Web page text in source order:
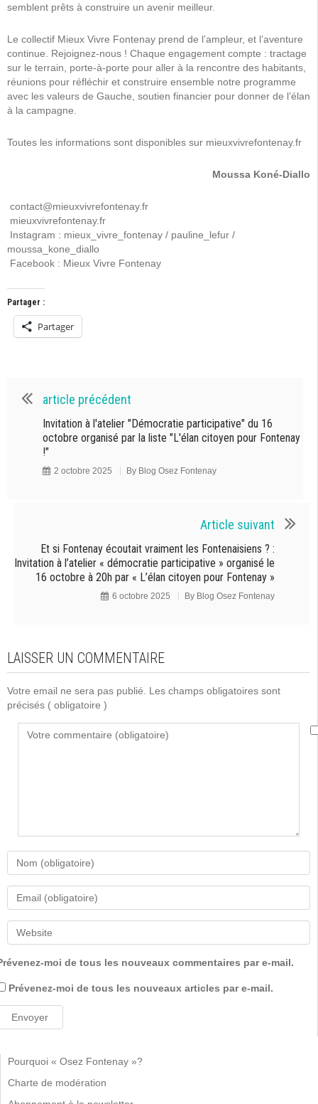
semblent prêts à construire un avenir meilleur.
Le collectif Mieux Vivre Fontenay prend de l’ampleur, et l’aventure
continue. Rejoignez-nous ! Chaque engagement compte : tractage
sur le terrain, porte-à-porte pour aller à la rencontre des habitants,
réunions pour réfléchir et construire ensemble notre programme
avec les valeurs de Gauche, soutien financier pour donner de l’élan
à la campagne.
Toutes les informations sont disponibles sur mieuxvivrefontenay.fr
Moussa Koné-Diallo
contact@mieuxvivrefontenay.fr
mieuxvivrefontenay.fr
Instagram : mieux_vivre_fontenay / pauline_lefur /
moussa_kone_diallo
Facebook : Mieux Vivre Fontenay
Partager :
Partager
article précédent
Invitation à l'atelier "Démocratie participative" du 16
octobre organisé par la liste "L'élan citoyen pour Fontenay
!"
2 octobre 2025 By Blog Osez Fontenay
Article suivant
Et si Fontenay écoutait vraiment les Fontenaisiens ? :
Invitation à l’atelier « démocratie participative » organisé le
16 octobre à 20h par « L’élan citoyen pour Fontenay »
6 octobre 2025 By Blog Osez Fontenay
LAISSER UN COMMENTAIRE
Votre email ne sera pas publié. Les champs obligatoires sont
précisés ( obligatoire )
moi de tous les nouveaux commentaires par e-mail.
Prévenez-moi de tous les nouveaux articles par e-mail.
Pourquoi « Osez Fontenay »?
Charte de modération